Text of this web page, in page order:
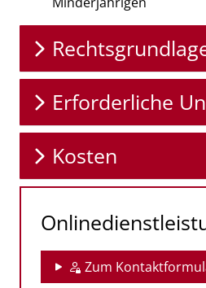
Erforderliche
Kosten
Zum